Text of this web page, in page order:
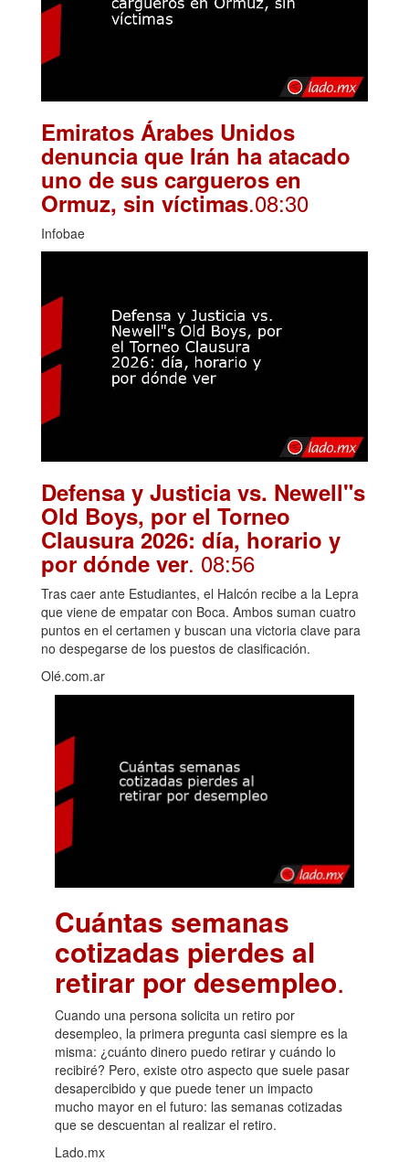
Emiratos Árabes Unidos
denuncia que Irán ha atacado
uno de sus cargueros en
Ormuz, sin víctimas.08:30
Infobae
Defensa y Justicia vs. Newell"s
Old Boys, por el Torneo
Clausura 2026: día, horario y
por dónde ver. 08:56
Tras caer ante Estudiantes, el Halcón recibe a la Lepra
que viene de empatar con Boca. Ambos suman cuatro
puntos en el certamen y buscan una victoria clave para
no despegarse de los puestos de clasificación.
Olé.com.ar
Cuántas semanas
cotizadas pierdes al
retirar por desempleo.
Cuando una persona solicita un retiro por
desempleo, la primera pregunta casi siempre es la
misma: ¿cuánto dinero puedo retirar y cuándo lo
recibiré? Pero, existe otro aspecto que suele pasar
desapercibido y que puede tener un impacto
mucho mayor en el futuro: las semanas cotizadas
que se descuentan al realizar el retiro.
Lado.mx